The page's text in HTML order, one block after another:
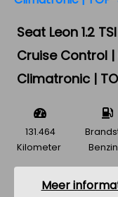
Seat Leon 1.2
Cruise Control
Climatronic |
131.464
Kilometer
Meer